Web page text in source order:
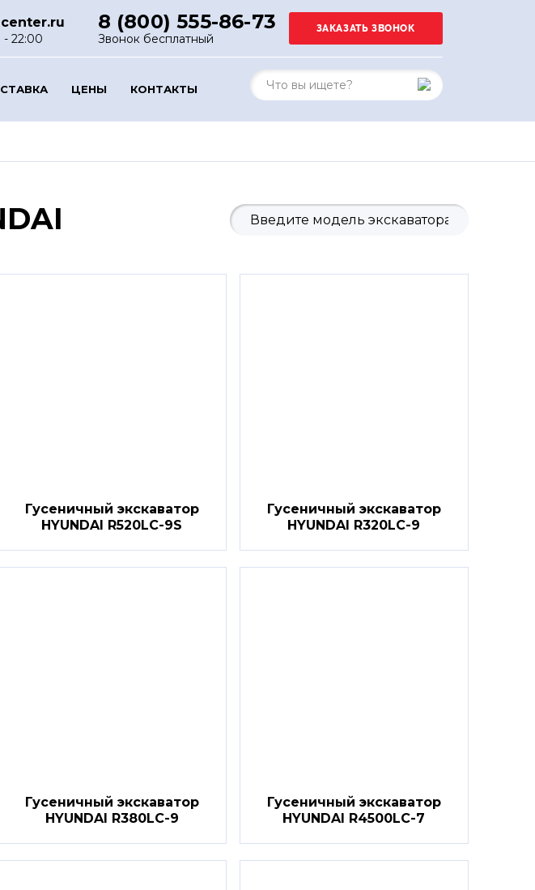
22:00
8 (800) 555-86-73
Звонок бесплатный
ЦЕНЫ КОНТАКТЫ
Гусеничный экскаватор
HYUNDAI R520LC-9S
Гусеничный экскаватор
HYUNDAI R320LC-9
Гусеничный экскаватор
HYUNDAI R380LC-9
Гусеничный экскаватор
HYUNDAI R4500LC-7